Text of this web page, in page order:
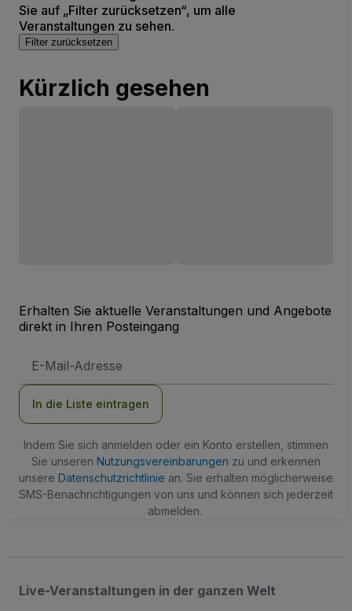
Sie auf „Filter zurücksetzen“, um alle
Veranstaltungen zu sehen.
Filter zurücksetzen
Kürzlich gesehen
Erhalten Sie aktuelle Veranstaltungen und Angebote
direkt in Ihren Posteingang
Mail-
In die Liste eintragen
Indem Sie sich anmelden oder ein Konto erstellen, stimmen
Sie unseren Nutzungsvereinbarungen zu und erkennen
unsere Datenschutzrichtlinie an. Sie erhalten möglicherweise
SMS-Benachrichtigungen von uns und können sich jederzeit
abmelden.
Live-Veranstaltungen in der ganzen Welt